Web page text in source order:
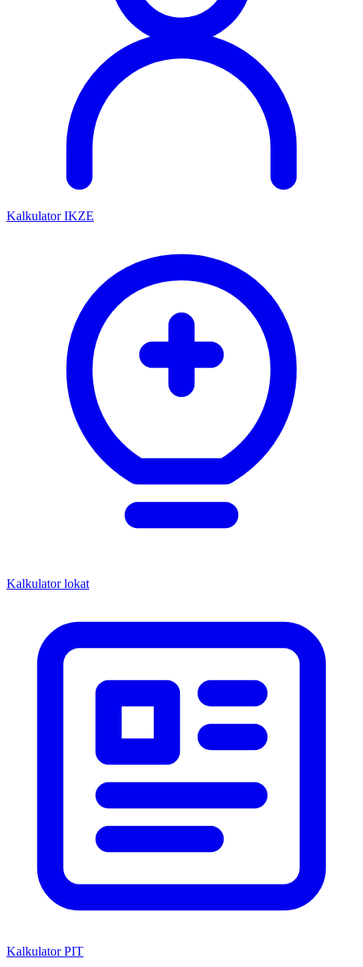
Kalkulator IKZE
Kalkulator lokat
Kalkulator PIT